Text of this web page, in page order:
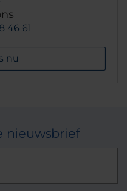
46 61
nu
nieuwsbrief